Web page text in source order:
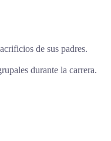
de sus padres.
durante la carrera.